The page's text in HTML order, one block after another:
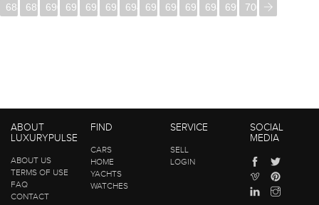
688
689 690 691 692 693 694 695 696 697 698 699 700
ABOUT
LUXURYPULSE
ABOUT US
TERMS OF USE
FAQ
CONTACT
FIND
CARS
HOME
YACHTS
WATCHES
SERVICE
SELL
LOGIN
SOCIAL
MEDIA